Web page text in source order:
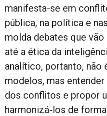
manifesta-se em
pública, na política e
molda debates que
até a ética da
analítico, portanto, não
modelos, mas
dos conflitos e propor
harmonizá-los de